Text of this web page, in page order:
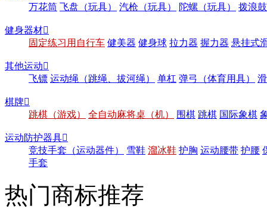
万花筒 飞盘（玩具） 汽枪（玩具） 陀螺（玩具） 拨浪
健身器材
固定练习用自行车 健美器 健身球 拉力器 握力器 悬挂式
其他运动
飞镖 运动绳（跳绳、拔河绳） 单杠 弹弓（体育用具）
棋牌
跳棋（游戏）
全自动麻将桌（机） 围棋 跳棋 国际象棋
运动防护器具
竞技手套（运动器件）
雪鞋 溜冰鞋 护胸 运动腰带 护腰
手套
热门商标推荐